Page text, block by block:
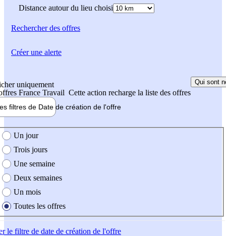
Distance autour du lieu choisi
Rechercherdes offres
uniquement
France Travail Cette action recharge la liste des offres
Qui sont
filtres de Date de création de l'offre
création de l'offre
Un jour
Trois jours
Une semaine
Deux semaines
Un mois
Toutes les offres
le filtre de date de création de l'offre
Créer une alerte